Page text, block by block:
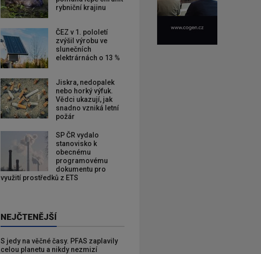
rybniční krajinu
ČEZ v 1. pololetí
zvýšil výrobu ve
slunečních
elektrárnách o 13 %
Jiskra, nedopalek
nebo horký výfuk.
Vědci ukazují, jak
snadno vzniká letní
požár
SP ČR vydalo
stanovisko k
obecnému
programovému
dokumentu pro
využití prostředků z ETS
NEJČTENĚJŠÍ
S jedy na věčné časy. PFAS zaplavily
celou planetu a nikdy nezmizí